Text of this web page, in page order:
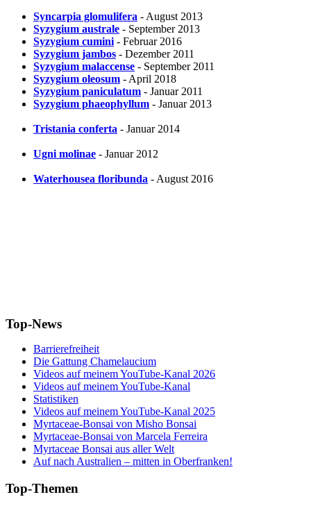
Syncarpia glomulifera - August 2013
Syzygium australe - September 2013
Syzygium cumini - Februar 2016
Syzygium jambos - Dezember 2011
Syzygium malaccense - September 2011
Syzygium oleosum - April 2018
Syzygium paniculatum - Januar 2011
Syzygium phaeophyllum - Januar 2013
Tristania conferta - Januar 2014
Ugni molinae - Januar 2012
Waterhousea floribunda - August 2016
Top-News
Barrierefreiheit
Die Gattung Chamelaucium
Videos auf meinem YouTube-Kanal 2026
Videos auf meinem YouTube-Kanal
Statistiken
Videos auf meinem YouTube-Kanal 2025
Myrtaceae-Bonsai von Misho Bonsai
Myrtaceae-Bonsai von Marcela Ferreira
Myrtaceae Bonsai aus aller Welt
Auf nach Australien – mitten in Oberfranken!
Top-Themen